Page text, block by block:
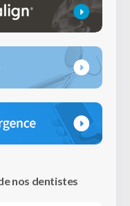
nos dentistes